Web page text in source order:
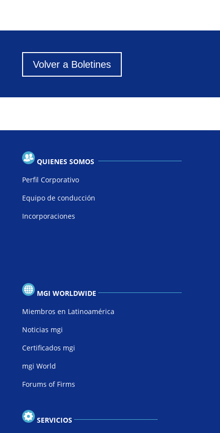
Volver a Boletines
QUIENES SOMOS
Perfil Corporativo
Equipo de conducción
Incorporaciones
MGI WORLDWIDE
Miembros en Latinoamérica
Noticias mgi
Certificados mgi
mgi World
Forums of Firms
SERVICIOS